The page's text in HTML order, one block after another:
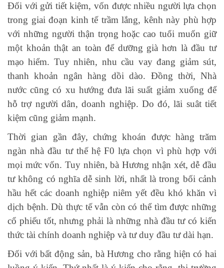
Đối với gửi tiết kiệm, vốn được nhiều người lựa chọn
trong giai đoạn kinh tế trầm lắng, kênh này phù hợp
với những người thận trọng hoặc cao tuổi muốn giữ
một khoản thật an toàn để dưỡng già hơn là đầu tư
mạo hiểm. Tuy nhiên, nhu cầu vay đang giảm sút,
thanh khoản ngân hàng dồi dào. Đồng thời, Nhà
nước cũng có xu hướng đưa lãi suất giảm xuống để
hỗ trợ người dân, doanh nghiệp. Do đó, lãi suât tiết
kiệm cũng giảm mạnh.
Thời gian gần đây, chứng khoán được hàng trăm
ngàn nhà đầu tư thế hệ F0 lựa chọn vì phù hợp với
mọi mức vốn. Tuy nhiên, bà Hương nhận xét, dễ đầu
tư không có nghĩa dễ sinh lời, nhất là trong bối cảnh
hầu hết các doanh nghiệp niêm yết đều khó khăn vì
dịch bệnh. Dù thực tế vẫn còn có thể tìm được những
cổ phiếu tốt, nhưng phải là những nhà đầu tư có kiến
thức tài chính doanh nghiệp và tư duy đầu tư dài hạn.
Đối với bất động sản, bà Hương cho rằng hiện có hai